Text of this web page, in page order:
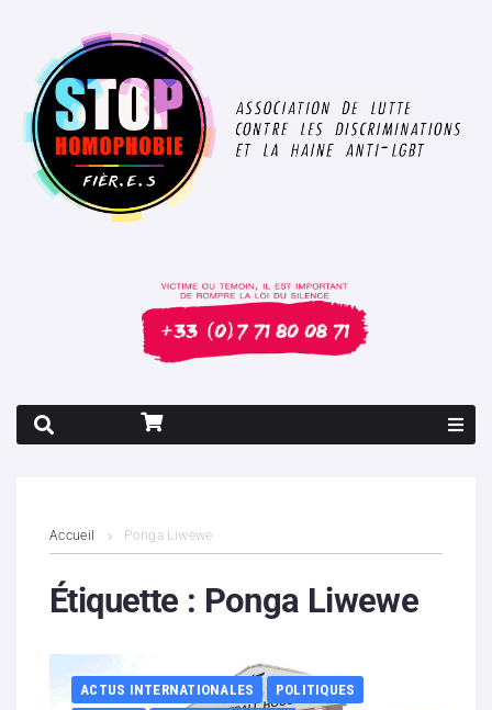
Contenus litigieux
Boutique
Accueil Ponga Liwewe
Étiquette : Ponga Liwewe
ACTUS INTERNATIONALES
POLITIQUES